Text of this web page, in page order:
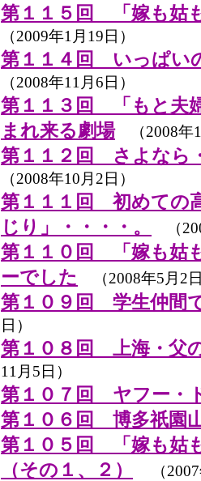
第１１５回 「嫁も姑
（2009年1月19日）
第１１４回 いっぱい
（2008年11月6日）
第１１３回 「もと夫
まれ来る劇場（2008年
第１１２回 さよなら
（2008年10月2日）
第１１１回 初めての
じり」・・・・。
（
第１１０回 「嫁も姑
ーでした
（2008年5月2
第１０９回 学生仲間
日）
第１０８回 上海・父
11月5日）
第１０７回 ヤフー・
第１０６回 博多祇園
第１０５回 「嫁も姑
（その１、２）
（